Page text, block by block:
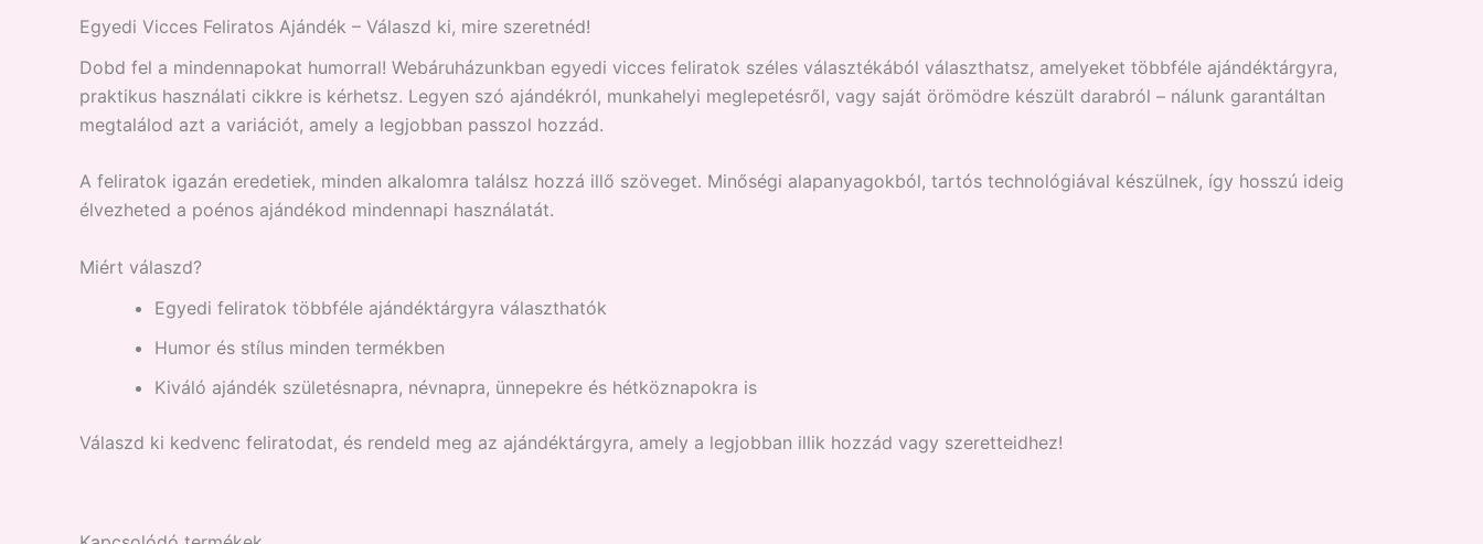
Egyedi Vicces Feliratos Ajándék – Válaszd ki, mire szeretnéd!
Dobd fel a mindennapokat humorral! Webáruházunkban egyedi vicces feliratok széles választékából választhatsz, amelyeket többféle ajándéktárgyra,
praktikus használati cikkre is kérhetsz. Legyen szó ajándékról, munkahelyi meglepetésről, vagy saját örömödre készült darabról – nálunk garantáltan
megtalálod azt a variációt, amely a legjobban passzol hozzád.
A feliratok igazán eredetiek, minden alkalomra találsz hozzá illő szöveget. Minőségi alapanyagokból, tartós technológiával készülnek, így hosszú ideig
élvezheted a poénos ajándékod mindennapi használatát.
Miért válaszd?
Egyedi feliratok többféle ajándéktárgyra választhatók
Humor és stílus minden termékben
Kiváló ajándék születésnapra, névnapra, ünnepekre és hétköznapokra is
Válaszd ki kedvenc feliratodat, és rendeld meg az ajándéktárgyra, amely a legjobban illik hozzád vagy szeretteidhez!